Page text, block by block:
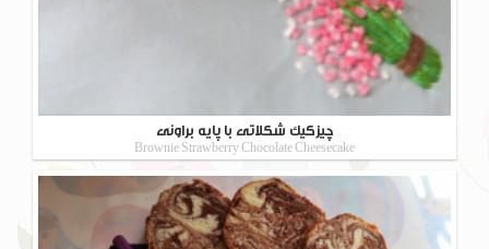
چیزکیک شکلاتی با پایه براونی
Brownie Strawberry Chocolate Cheesecake